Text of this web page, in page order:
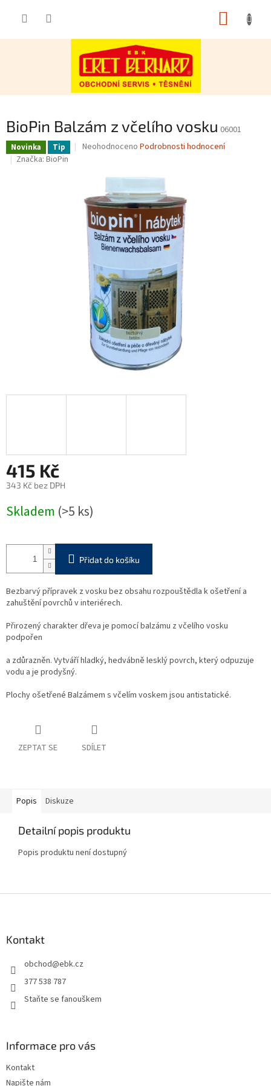
BioPin Balzám z včelího vosku 06001
Novinka Tip
Průměrné
z
hvězdiček.
Neohodnoceno Podrobnosti hodnocení
Značka: BioPin
415 Kč
343 Kč bez DPH
cena:
Skladem (>5 ks)
Přidat do košíku
Bezbarvý přípravek z vosku bez obsahu rozpouštědla k ošetření a
zahuštění povrchů v interiérech.
Přirozený charakter dřeva je pomocí balzámu z včelího vosku
podpořen
a zdůrazněn. Vytváří hladký, hedvábně lesklý povrch, který odpuzuje
vodu a je prodyšný.
Plochy ošetřené Balzámem s včelím voskem jsou antistatické.
ZEPTAT SE SDÍLET
Popis Diskuze
Detailní popis produktu
Popis produktu není dostupný
Kontakt
obchod@ebk.cz
377 538 787
Staňte se fanouškem
Informace pro vás
Kontakt
Napište nám